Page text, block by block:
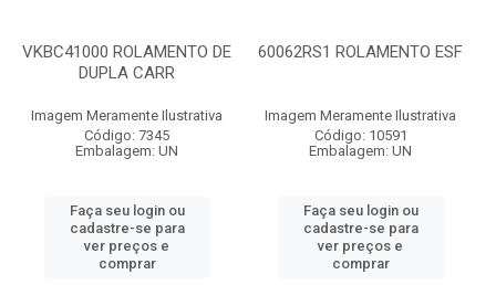
VKBC41000 ROLAMENTO DE
DUPLA CARR
Imagem Meramente Ilustrativa
Código: 7345
Embalagem: UN
Faça seu login ou
cadastre-se para
ver preços e
comprar
60062RS1 ROLAMENTO ESF
Imagem Meramente Ilustrativa
Código: 10591
Embalagem: UN
Faça seu login ou
cadastre-se para
ver preços e
comprar